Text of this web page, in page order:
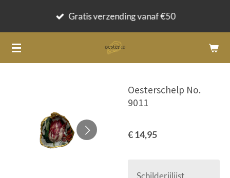
de
Gratis verzending vanaf €50
Oesterschelp No.
9011
€ 14,95
Schilderijlijst